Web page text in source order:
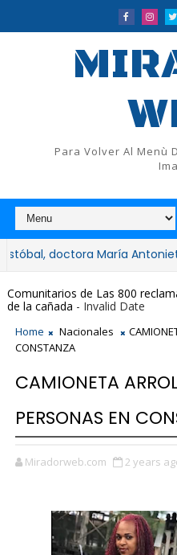
Para Volver Al Menù
doctora María Antonieta Bello
de Judith Amada Sosa
Comunitarios de Las 800
de la cañada - Invalid Date
Home Nacionales
CONSTANZA
CAMIONETA
PERSONAS EN
Miradorweb.com 2 years